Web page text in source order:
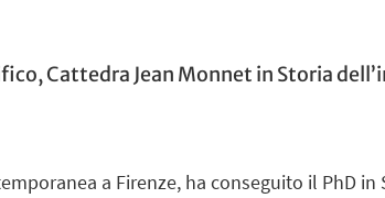
Cattedra Jean Monnet in Storia
a Firenze, ha conseguito il PhD